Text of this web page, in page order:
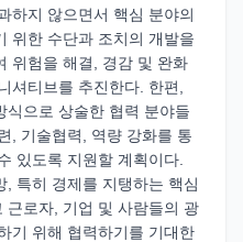
하지 않으면서 핵심 분야의
위한 수단과 조치의 개발을
위험을 해결, 경감 및 완화
셔티브를 추진한다. 한편,
식으로 상술한 협력 분야들
, 기술협력, 역량 강화를 통
있도록 지원할 계획이다.
, 특히 경제를 지탱하는 핵심
근로자, 기업 및 사람들의 광
기 위해 협력하기를 기대한